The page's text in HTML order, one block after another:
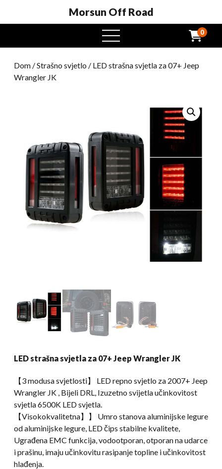
Morsun Off Road
Otvoreni
izbornik
0
Dom /Strašno svjetlo / LED strašna svjetla za 07+ Jeep
Wrangler JK
LED strašna svjetla za 07+ Jeep Wrangler JK
【3 modusa svjetlosti】 LED repno svjetlo za 2007+ Jeep
Wrangler JK , Bijeli DRL, Izuzetno svijetla učinkovitost
svjetla 6500K LED svjetla.
【Visokokvalitetna】】 Umro stanova aluminijske legure
od aluminijske legure, LED čips stabilne kvalitete,
Ugrađena EMC funkcija, vodootporan, otporan na udarce
i prašinu, imaju učinkovitu rasipanje topline i učinkovitost
hlađenja.